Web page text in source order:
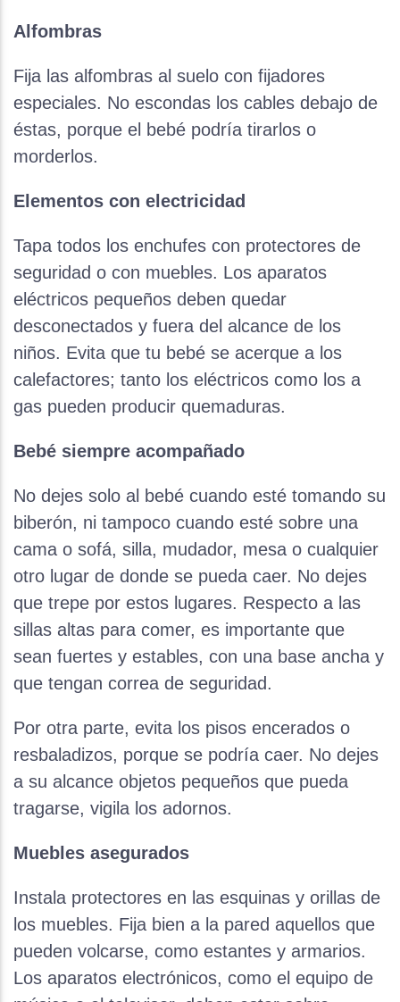
Alfombras
Fija las alfombras al suelo con fijadores
especiales. No escondas los cables debajo de
éstas, porque el bebé podría tirarlos o
morderlos.
Elementos con electricidad
Tapa todos los enchufes con protectores de
seguridad o con muebles. Los aparatos
eléctricos pequeños deben quedar
desconectados y fuera del alcance de los
niños. Evita que tu bebé se acerque a los
calefactores; tanto los eléctricos como los a
gas pueden producir quemaduras.
Bebé siempre acompañado
No dejes solo al bebé cuando esté tomando su
biberón, ni tampoco cuando esté sobre una
cama o sofá, silla, mudador, mesa o cualquier
otro lugar de donde se pueda caer. No dejes
que trepe por estos lugares. Respecto a las
sillas altas para comer, es importante que
sean fuertes y estables, con una base ancha y
que tengan correa de seguridad.
Por otra parte, evita los pisos encerados o
resbaladizos, porque se podría caer. No dejes
a su alcance objetos pequeños que pueda
tragarse, vigila los adornos.
Muebles asegurados
Instala protectores en las esquinas y orillas de
los muebles. Fija bien a la pared aquellos que
pueden volcarse, como estantes y armarios.
Los aparatos electrónicos, como el equipo de